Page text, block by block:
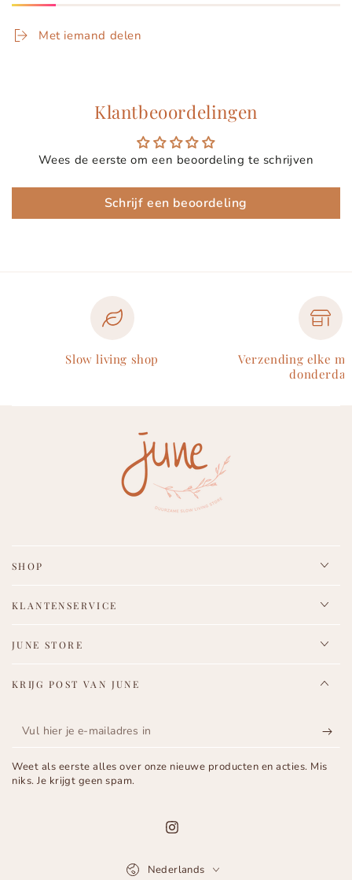
Met iemand delen
Klantbeoordelingen
Wees de eerste om een beoordeling te schrijven
Schrijf een beoordeling
Slow living shop
Verzending elke
donderdag
SHOP
KLANTENSERVICE
JUNE STORE
KRIJG POST VAN JUNE
Vul
je
Weet als eerste alles over onze nieuwe producten en acties. Mis
niks. Je krijgt geen spam.
Instagram
Nederlands